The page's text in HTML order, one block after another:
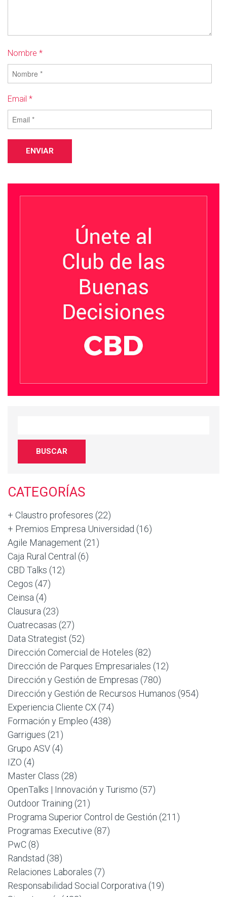
Nombre *
Email *
CATEGORÍAS
+ Claustro profesores (22)
+ Premios Empresa Universidad (16)
Agile Management (21)
Caja Rural Central (6)
CBD Talks (12)
Cegos (47)
Ceinsa (4)
Clausura (23)
Cuatrecasas (27)
Data Strategist (52)
Dirección Comercial de Hoteles (82)
Dirección de Parques Empresariales (12)
Dirección y Gestión de Empresas (780)
Dirección y Gestión de Recursos Humanos (954)
Experiencia Cliente CX (74)
Formación y Empleo (438)
Garrigues (21)
Grupo ASV (4)
IZO (4)
Master Class (28)
OpenTalks | Innovación y Turismo (57)
Outdoor Training (21)
Programa Superior Control de Gestión (211)
Programas Executive (87)
PwC (8)
Randstad (38)
Relaciones Laborales (7)
Responsabilidad Social Corporativa (19)